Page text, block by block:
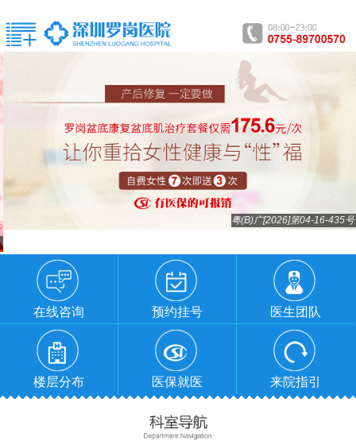
粤(B)广[2026]第04-16-435号
在线咨询 预约挂号 医生团队
楼层分布 医保就医 来院指引